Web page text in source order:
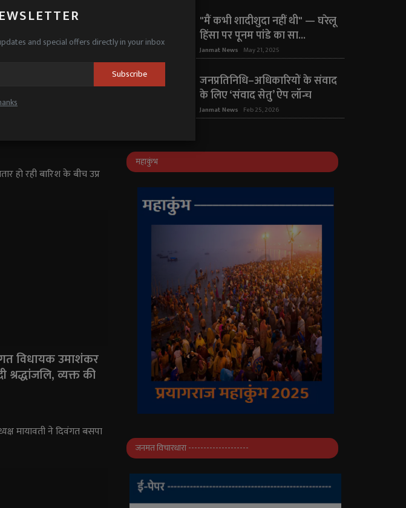
and special offers directly in your inbox
Subscribe
हो रही बारिश के बीच उप्र
विधायक उमाशंकर
व्यक्त की
मायावती ने दिवंगत बसपा
"मैं कभी शादीशुदा नहीं थी" — घरेलू
हिंसा पर पूनम पांडे का सा...
Janmat News May 21, 2025
जनप्रतिनिधि–अधिकारियों के संवाद
के लिए ‘संवाद सेतु’ ऐप लॉन्च
Janmat News Feb 25, 2026
महाकुंभ
जनमत विचारधारा --------------------